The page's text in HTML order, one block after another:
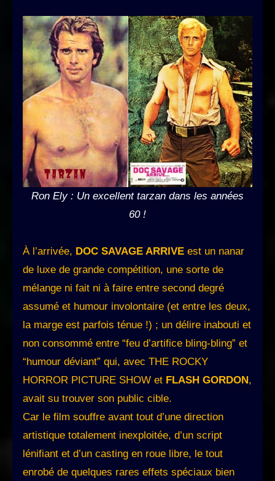
Ron Ely : Un excellent tarzan dans les années
60 !
À l’arrivée, DOC SAVAGE ARRIVE est un nanar
de luxe de grande compétition, une sorte de
mélange ni fait ni à faire entre second degré
assumé et humour involontaire (et entre les deux,
la marge est parfois ténue !) ; un délire inabouti et
non consommé entre “feu d’artifice bling-bling” et
“humour déviant” qui, avec THE ROCKY
HORROR PICTURE SHOW et FLASH GORDON,
avait su trouver son public cible.
Car le film souffre avant tout d’une direction
artistique totalement inexploitée, d’un script
lénifiant et d’un casting en roue libre, le tout
enrobé de quelques rares effets spéciaux bien